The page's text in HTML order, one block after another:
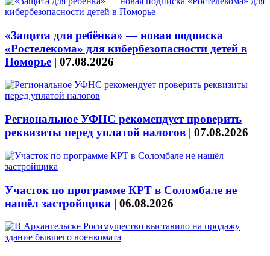
«Защита для ребёнка» — новая подписка
«Ростелекома» для кибербезопасности детей в
Поморье | 07.08.2026
Региональное УФНС рекомендует проверить
реквизиты перед уплатой налогов | 07.08.2026
Участок по программе КРТ в Соломбале не
нашёл застройщика | 06.08.2026